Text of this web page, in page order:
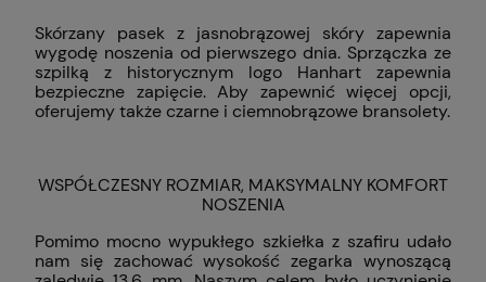
Skórzany pasek z jasnobrązowej skóry zapewnia
wygodę noszenia od pierwszego dnia. Sprzączka ze
szpilką z historycznym logo Hanhart zapewnia
bezpieczne zapięcie. Aby zapewnić więcej opcji,
oferujemy także czarne i ciemnobrązowe bransolety.
WSPÓŁCZESNY ROZMIAR, MAKSYMALNY KOMFORT
NOSZENIA
Pomimo mocno wypukłego szkiełka z szafiru udało
nam się zachować wysokość zegarka wynoszącą